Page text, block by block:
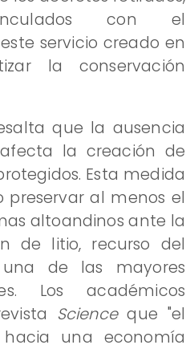
con el
servicio creado en
la conservación
que la ausencia
la creación de
Esta medida
al menos el
altoandinos ante la
de litio, recurso del
de las mayores
Los académicos
Scienceque "el
una economía